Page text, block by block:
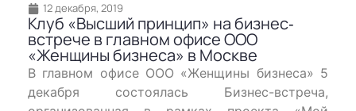
12 декабря, 2019
Клуб «Высший принцип» на бизнес‐
встрече в главном офисе ООО
«Женщины бизнеса» в Москве
В главном офисе ООО «Женщины бизнеса» 5
декабря состоялась Бизнес-встреча,